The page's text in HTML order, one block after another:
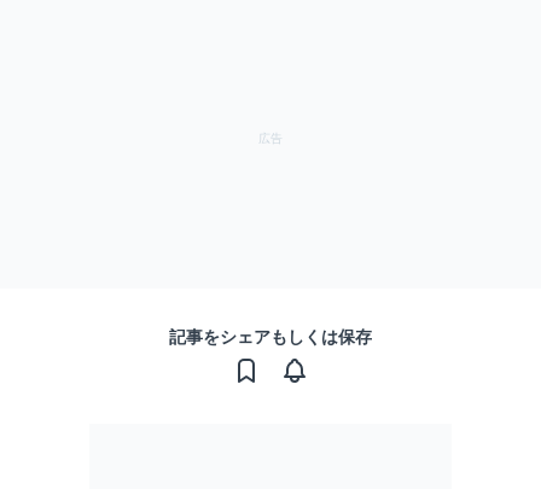
記事をシェアもしくは保存